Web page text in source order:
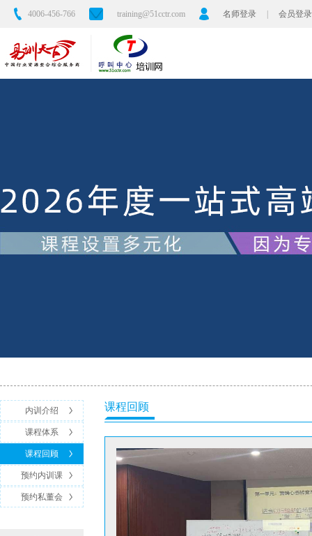
4006-456-766 training@51cctr.com 名师登录 会员登录
内训介绍
课程体系
课程回顾
预约内训课
预约私董会
课程回顾